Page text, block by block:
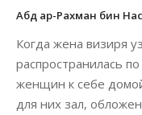
Абд ар-Рахман бин
Когда жена визиря
распространилась
женщин к себе
для них зал,